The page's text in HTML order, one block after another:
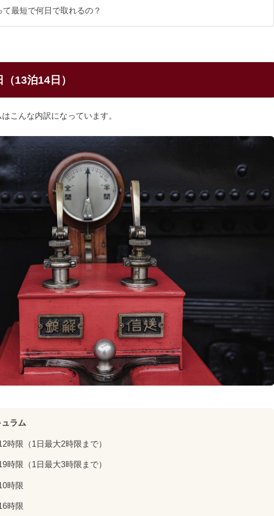
て最短で何日で取れるの？
13泊14日）
こんな内訳になっています。
ラム
時限（1日最大2時限まで）
時限（1日最大3時限まで）
時限
時限